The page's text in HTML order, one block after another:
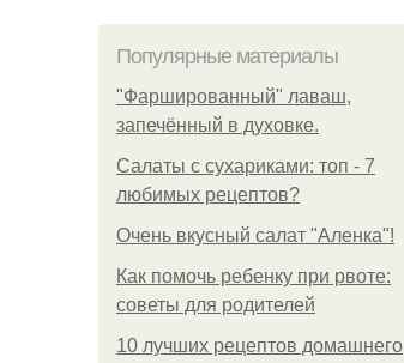
Популярные материалы
"Фаршированный" лаваш,
запечённый в духовке.
Салаты с сухариками: топ - 7
любимых рецептов?
Очень вкусный салат "Аленка"!
Как помочь ребенку при рвоте:
советы для родителей
10 лучших рецептов домашнего